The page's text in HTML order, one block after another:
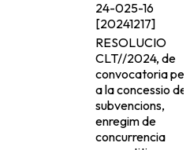
24-025-16
[20241217]
RESOLUCIO
CLT//2024, de
convocatoria per
a la concessio de
subvencions,
enregim de
concurrencia